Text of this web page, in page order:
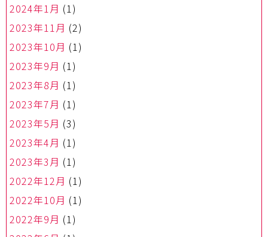
2024年1月 (1)
2023年11月 (2)
2023年10月 (1)
2023年9月 (1)
2023年8月 (1)
2023年7月 (1)
2023年5月 (3)
2023年4月 (1)
2023年3月 (1)
2022年12月 (1)
2022年10月 (1)
2022年9月 (1)